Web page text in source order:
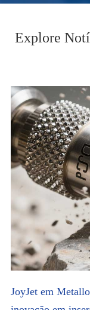
Explore
JoyJet em